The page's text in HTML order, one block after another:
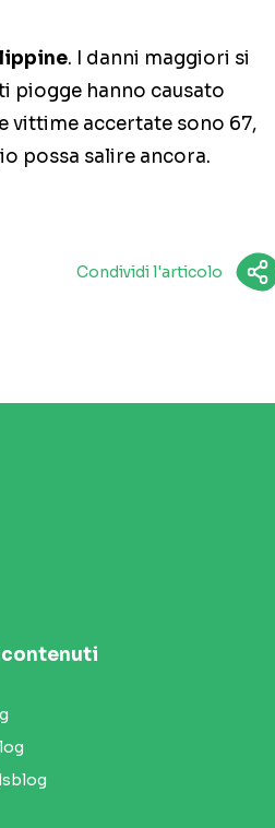
. I danni maggiori si
piogge hanno causato
vittime accertate sono 67,
possa salire ancora.
Condividi l'articolo